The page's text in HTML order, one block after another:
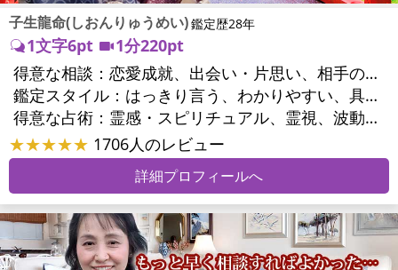
子生龍命(しおんりゅうめい)鑑定歴28年
1文字6pt
1分220pt
得意な相談：
恋愛成就、出会い・片思い、相手の気持ち、相性、縁結び、結婚、男心・女心、二人の今後、複雑な恋愛、三角関係、略奪愛、浮気、不倫、復活愛、復縁、離婚、人間関係、職場の人間関係、対人関係、仕事運、適職、転職、進路、就職、人生全般、経営相談、人事、開業、目標、ビジネスチャンス、ビジネスパートナー、パワーハラスメント、セクシャルハラスメント、家族関係、夫婦関係、家庭問題、夫婦問題、親族問題、育児・子育て、シングルマザー、ドメスティックバイオレンス、心の問題、うつ、トラウマ、ストレス、いじめ、人生相談、霊的問題、健康運、金運、金銭トラブル、ご近所問題、縁切り
鑑定スタイル：
はっきり言う、わかりやすい、具体的、的確、納得感、聞き上手、とても話しやすい、じっくり聞いてくれる、勇気をくれる、前向き・元気になれる
得意な占術：
霊感・スピリチュアル、霊視、波動修正、タロット、オラクルカード、手相、祈祷、祈願、縁結び、除霊、縁切り、ダウジング、ヒーリング、レイキ、カウンセリング、オリジナル占術
★★★★★ 1706人のレビュー
詳細プロフィールへ